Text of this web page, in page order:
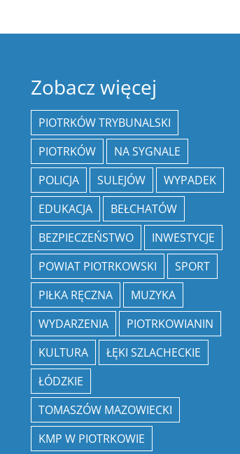
Zobacz więcej
PIOTRKÓW TRYBUNALSKI
PIOTRKÓW
NA SYGNALE
POLICJA
SULEJÓW
WYPADEK
EDUKACJA
BEŁCHATÓW
BEZPIECZEŃSTWO
INWESTYCJE
POWIAT PIOTRKOWSKI
SPORT
PIŁKA RĘCZNA
MUZYKA
WYDARZENIA
PIOTRKOWIANIN
KULTURA
ŁĘKI SZLACHECKIE
ŁÓDZKIE
TOMASZÓW MAZOWIECKI
KMP W PIOTRKOWIE